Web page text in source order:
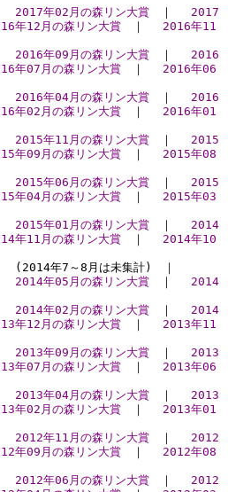
2017年02月の森リン大賞 ｜ 2017
年12月の森リン大賞 ｜ 2016年11
2016年09月の森リン大賞 ｜ 2016
年07月の森リン大賞 ｜ 2016年06
2016年04月の森リン大賞 ｜ 2016
年02月の森リン大賞 ｜ 2016年01
2015年11月の森リン大賞 ｜ 2015
年09月の森リン大賞 ｜ 2015年08
2015年06月の森リン大賞 ｜ 2015
年04月の森リン大賞 ｜ 2015年03
2015年01月の森リン大賞 ｜ 2014
年11月の森リン大賞 ｜ 2014年10
年7～8月は未集計) ｜
2014年05月の森リン大賞 ｜ 2014
2014年02月の森リン大賞 ｜ 2014
年12月の森リン大賞 ｜ 2013年11
2013年09月の森リン大賞 ｜ 2013
年07月の森リン大賞 ｜ 2013年06
2013年04月の森リン大賞 ｜ 2013
年02月の森リン大賞 ｜ 2013年01
2012年11月の森リン大賞 ｜ 2012
年09月の森リン大賞 ｜ 2012年08
2012年06月の森リン大賞 ｜ 2012